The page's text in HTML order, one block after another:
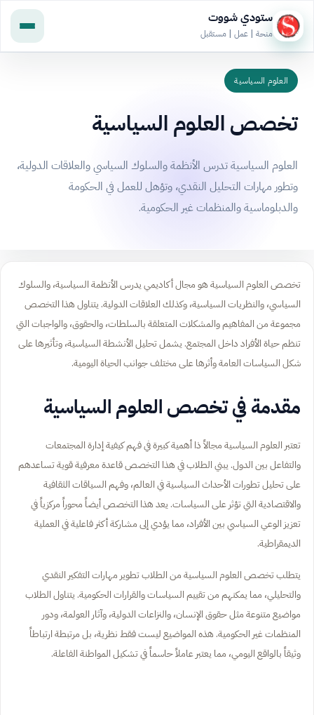
ستودي شووت
منحة | عمل | مستقبل
العلوم السياسية
تخصص العلوم السياسية
العلوم السياسية تدرس الأنظمة والسلوك السياسي والعلاقات الدولية،
وتطور مهارات التحليل النقدي، وتؤهل للعمل في الحكومة
والدبلوماسية والمنظمات غير الحكومية.
تخصص العلوم السياسية هو مجال أكاديمي يدرس الأنظمة السياسية، والسلوك
السياسي، والنظريات السياسية، وكذلك العلاقات الدولية. يتناول هذا التخصص
مجموعة من المفاهيم والمشكلات المتعلقة بالسلطات، والحقوق، والواجبات التي
تنظم حياة الأفراد داخل المجتمع. يشمل تحليل الأنشطة السياسية، وتأثيرها على
شكل السياسات العامة وأثرها على مختلف جوانب الحياة اليومية.
مقدمة في تخصص العلوم السياسية
تعتبر العلوم السياسية مجالاً ذا أهمية كبيرة في فهم كيفية إدارة المجتمعات
والتفاعل بين الدول. يبني الطلاب في هذا التخصص قاعدة معرفية قوية تساعدهم
على تحليل تطورات الأحداث السياسية في العالم، وفهم السياقات الثقافية
والاقتصادية التي تؤثر على السياسات. يعد هذا التخصص أيضاً محوراً مركزياً في
تعزيز الوعي السياسي بين الأفراد، مما يؤدي إلى مشاركة أكثر فاعلية في العملية
الديمقراطية.
يتطلب تخصص العلوم السياسية من الطلاب تطوير مهارات التفكير النقدي
والتحليلي، مما يمكنهم من تقييم السياسات والقرارات الحكومية. يتناول الطلاب
مواضيع متنوعة مثل حقوق الإنسان، والنزاعات الدولية، وآثار العولمة، ودور
المنظمات غير الحكومية. هذه المواضيع ليست فقط نظرية، بل مرتبطة ارتباطاً
وثيقاً بالواقع اليومي، مما يعتبر عاملاً حاسماً في تشكيل المواطنة الفاعلة.